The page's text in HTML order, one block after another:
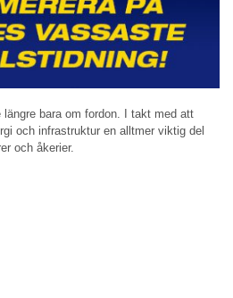
längre bara om fordon. I takt med att
och infrastruktur en alltmer viktig del
och åkerier.